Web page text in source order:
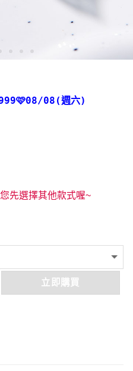
08(週六)
先選擇其他款式喔~
立即購買